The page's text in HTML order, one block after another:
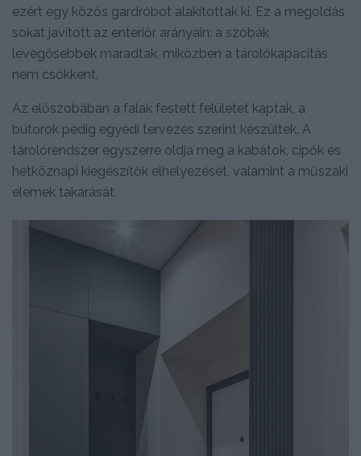
ezért egy közös gardróbot alakítottak ki. Ez a megoldás
sokat javított az enteriőr arányain: a szobák
levegősebbek maradtak, miközben a tárolókapacitás
nem csökkent.
Az előszobában a falak festett felületet kaptak, a
bútorok pedig egyedi tervezés szerint készültek. A
tárolórendszer egyszerre oldja meg a kabátok, cipők és
hétköznapi kiegészítők elhelyezését, valamint a műszaki
elemek takarását.